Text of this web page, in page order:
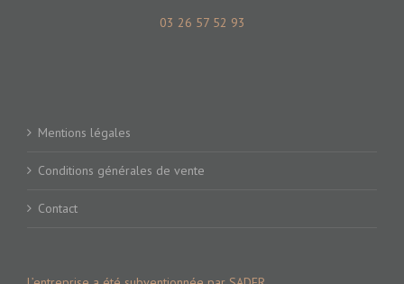
03 26 57 52 93
Mentions légales
Conditions générales de vente
Contact